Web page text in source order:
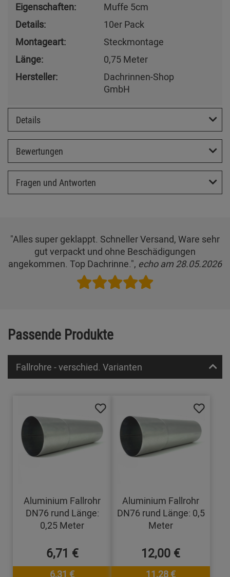
Eigenschaften:
Muffe 5cm
Details:
10er Pack
Montageart:
Steckmontage
Länge:
0,75 Meter
Hersteller:
Dachrinnen-Shop
GmbH
Details
Bewertungen
Fragen und Antworten
"Alles super geklappt. Schneller Versand, Ware sehr
gut verpackt und ohne Beschädigungen
angekommen. Top Dachrinne.", echo am 28.05.2026
Passende Produkte
Fallrohre - verschied. Varianten
Aluminium Fallrohr
DN76 rund Länge:
0,25 Meter
6,71 €
6,31 €
Aluminium Fallrohr
DN76 rund Länge: 0,5
Meter
12,00 €
11,28 €